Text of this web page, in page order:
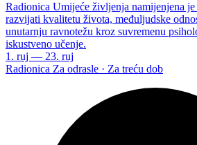
Radionica Umijeće življenja namijenjena je
razvijati kvalitetu života, međuljudske
unutarnju ravnotežu kroz suvremenu
iskustveno učenje.
1. ruj — 23. ruj
Radionica Za odrasle · Za treću dob